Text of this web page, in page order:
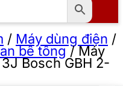
/ Máy dùng điện /
bê tông/Máy
Bosch GBH 2-